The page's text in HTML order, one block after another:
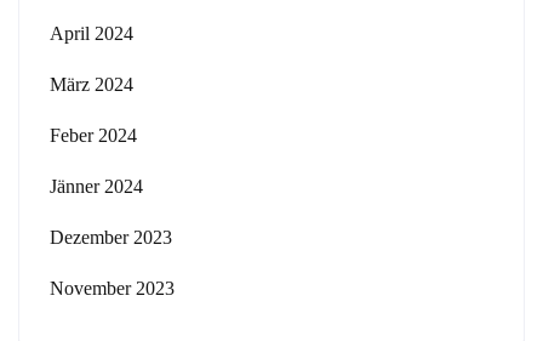
April 2024
März 2024
Feber 2024
Jänner 2024
Dezember 2023
November 2023